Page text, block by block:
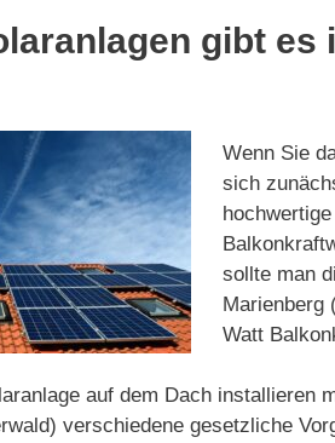
gibt
Wenn Sie
sich
sollte man
Marienberg
Watt
auf dem Dach installieren
verschiedene gesetzliche